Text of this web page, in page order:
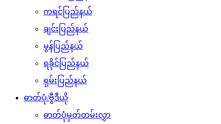
ကရင်ပြည်နယ်
ချင်းပြည်နယ်
မွန်ပြည်နယ်
ရခိုင်ပြည်နယ်
ရှမ်းပြည်နယ်
ဓာတ်ပုံ/ဗွီဒီယို
ဓာတ်ပုံမှတ်တမ်းလွှာ